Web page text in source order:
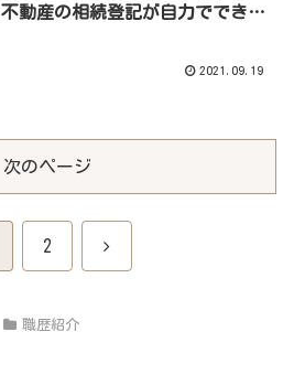
不動産の相続登記が自力でできま
2021.09.19
次のページ
2 次
職歴紹介